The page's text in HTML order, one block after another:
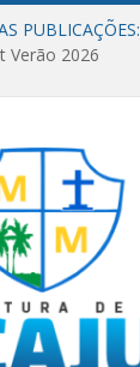
PUBLICAÇÕES:
Verão 2026